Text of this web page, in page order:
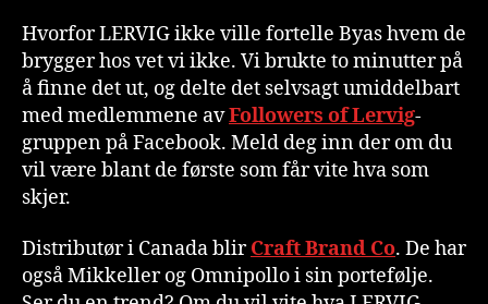
Hvorfor LERVIG ikke ville fortelle Byas hvem de
brygger hos vet vi ikke. Vi brukte to minutter på
å finne det ut, og delte det selvsagt umiddelbart
med medlemmene avFollowers of Lervig-
gruppen på Facebook. Meld deg inn der om du
vil være blant de første som får vite hva som
skjer.
Distributør i Canada blirCraft Brand Co. De har
også Mikkeller og Omnipollo i sin portefølje.